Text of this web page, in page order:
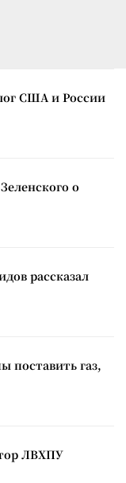
США и России
о
рассказал
поставить газ,
ЛВХПУ